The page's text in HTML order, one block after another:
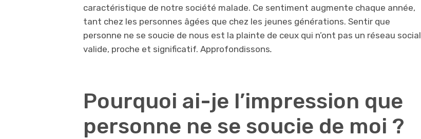
caractéristique de notre société malade. Ce sentiment augmente chaque année,
tant chez les personnes âgées que chez les jeunes générations. Sentir que
personne ne se soucie de nous est la plainte de ceux qui n’ont pas un réseau social
valide, proche et significatif. Approfondissons.
Pourquoi ai-je l’impression que
personne ne se soucie de moi ?